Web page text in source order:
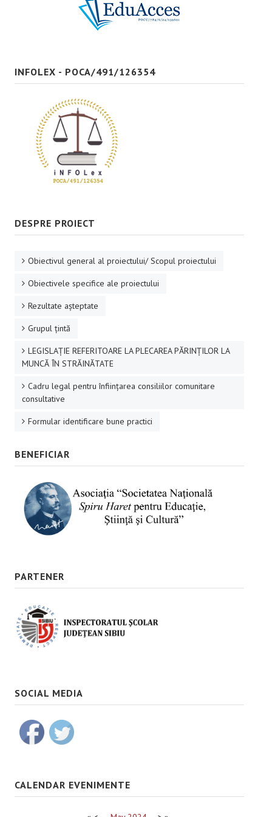
INFOLEX - POCA/491/126354
DESPRE PROIECT
Obiectivul general al proiectului/ Scopul proiectului
Obiectivele specifice ale proiectului
Rezultate aşteptate
Grupul ţintă
LEGISLAȚIE REFERITOARE LA PLECAREA PĂRINȚILOR LA
MUNCĂ ÎN STRĂINĂTATE
Cadru legal pentru înființarea consiliilor comunitare
consultative
Formular identificare bune practici
BENEFICIAR
PARTENER
SOCIAL MEDIA
CALENDAR EVENIMENTE